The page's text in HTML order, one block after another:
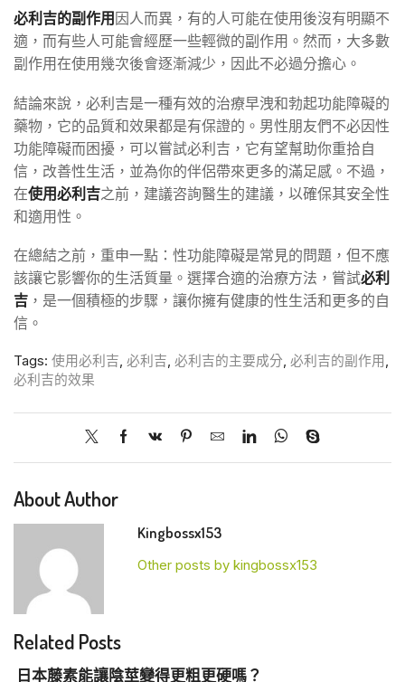
必利吉的副作用 因人而異，有的人可能在使用後沒有明顯不
適，而有些人可能會經歷一些輕微的副作用。然而，大多數
副作用在使用幾次後會逐漸減少，因此不必過分擔心。
結論來說，必利吉是一種有效的治療早洩和勃起功能障礙的
藥物，它的品質和效果都是有保證的。男性朋友們不必因性
功能障礙而困擾，可以嘗試必利吉，它有望幫助你重拾自
信，改善性生活，並為你的伴侶帶來更多的滿足感。不過，
在使用必利吉之前，建議咨詢醫生的建議，以確保其安全性
和適用性。
在總結之前，重申一點：性功能障礙是常見的問題，但不應
該讓它影響你的生活質量。選擇合適的治療方法，嘗試必利
吉 ，是一個積極的步驟，讓你擁有健康的性生活和更多的自
信。
Tags: 使用必利吉, 必利吉, 必利吉的主要成分, 必利吉的副作用 ,
必利吉的效果
About Author
Kingbossx153
Other posts by kingbossx153
Related Posts
日本藤素能讓陰莖變得更粗更硬嗎？